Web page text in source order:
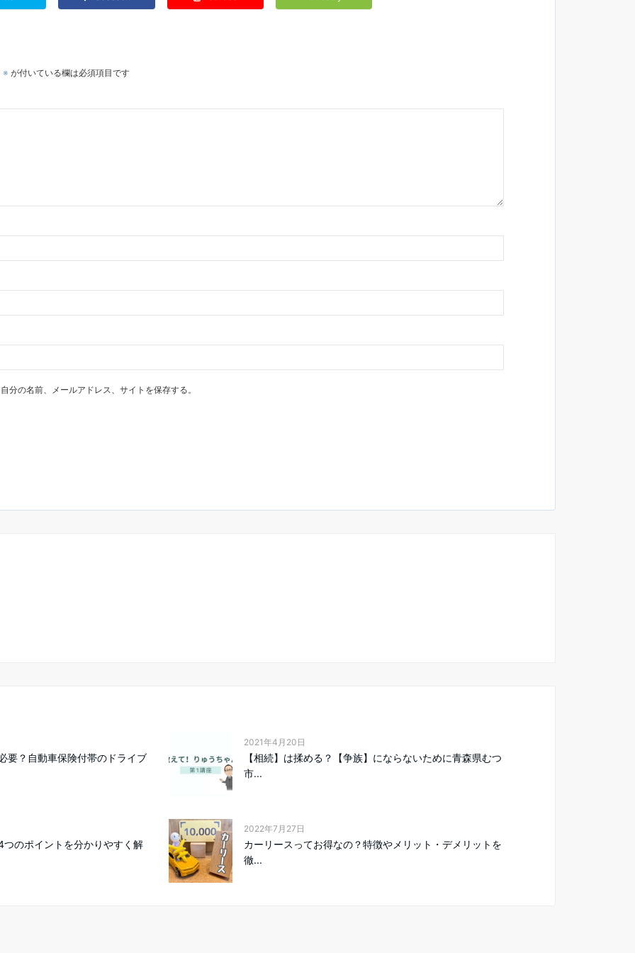
※ が付いている欄は必須項目です
分の名前、メールアドレス、サイトを保存する。
要？自動車保険付帯のドライブ
2021年4月20日
【相続】は揉める？【争族】にならないために青森県むつ
市...
のポイントを分かりやすく解
2022年7月27日
カーリースってお得なの？特徴やメリット・デメリットを
徹...